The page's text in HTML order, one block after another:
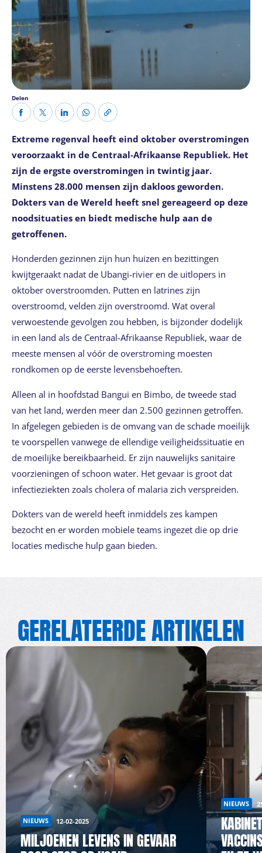
Delen
Extreme regenval heeft eind oktober overstromingen
veroorzaakt in de Centraal-Afrikaanse Republiek. Het
zijn de ergste overstromingen in twintig jaar.
Minstens 28.000 mensen zijn dakloos geworden.
Dokters van de Wereld heeft snel gereageerd op deze
noodsituaties en biedt medische hulp aan de
getroffenen.
Honderden gezinnen zijn hun huizen en bezittingen
kwijtgeraakt nadat de Ubangi-rivier en de uitlopers in
oktober overstroomden. Putten en latrines zijn
overstroomd, velden zijn overstroomd. Wat overal
verwoestende gevolgen zou hebben, is bijzonder dodelijk
in een land als de Centraal-Afrikaanse Republiek, waar de
meeste mensen al vóór de overstroming moesten
rondkomen op de eerste levensbehoeften.
Alleen al in hoofdstad Bangui en Bimbo, de tweede stad
van het land, werden meer dan 2.500 gezinnen getroffen.
In afgelegen gebieden is de omvang van de schade moeilijk
te voorspellen vanwege de ellendige veiligheidssituatie en
de moeilijke bereikbaarheid. Er zijn nauwelijks sanitaire
voorzieningen of schoon water. Het gevaar is groot dat
infectieziekten zoals cholera of malaria zich verspreiden.
Dokters van de wereld heeft inmiddels zes kampen
bezocht en er worden mobiele teams ingezet die op drie
locaties medische hulp gaan bieden.
GERELATEERDE ARTIKELEN
NIEUWS 12-02-2025
MILJOENEN LEVENS IN GEVAAR
NIEUWS